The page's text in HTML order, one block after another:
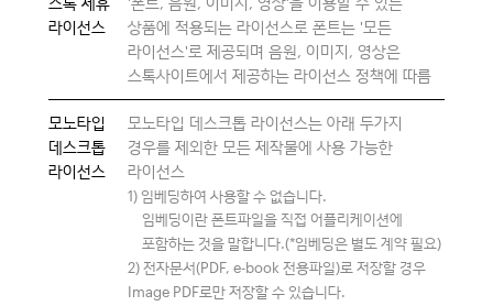
라이선스
상품에 적용되는 라이선스로 폰트는 '모든
라이선스'로 제공되며 음원, 이미지, 영상은
스톡사이트에서 제공하는 라이선스 정책에 따름
모노타입
데스크톱
라이선스
모노타입 데스크톱 라이선스는 아래 두가지
경우를 제외한 모든 제작물에 사용 가능한
라이선스
1) 임베딩하여 사용할 수 없습니다.
임베딩이란 폰트파일을 직접 어플리케이션에
포함하는 것을 말합니다.(*임베딩은 별도 계약 필요)
2) 전자문서(PDF, e-book 전용파일)로 저장할 경우
Image PDF로만 저장할 수 있습니다.